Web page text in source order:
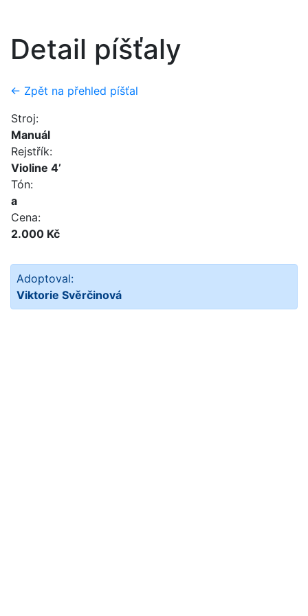
Detail píšťaly
← Zpět na přehled píšťal
Stroj:
Manuál
Rejstřík:
Violine 4’
Tón:
a
Cena:
2.000 Kč
Adoptoval:
Viktorie Svěrčinová